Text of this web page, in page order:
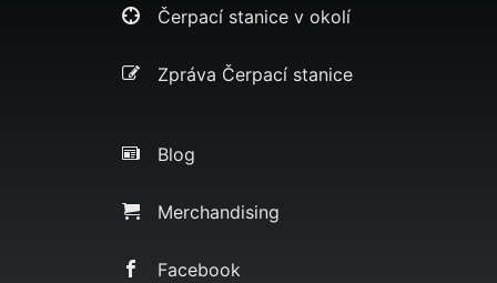
Čerpací stanice v okolí
Zpráva Čerpací stanice
Blog
Merchandising
Facebook